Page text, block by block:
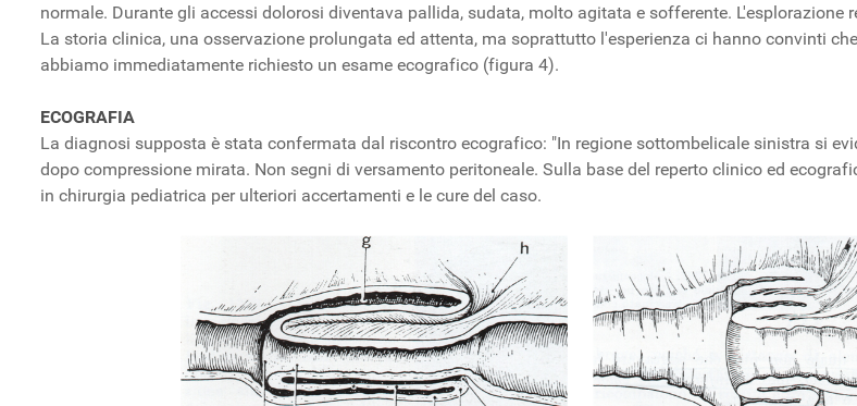
normale. Durante gli accessi dolorosi diventava pallida, sudata, molto agitata e sofferente.
La storia clinica, una osservazione prolungata ed attenta, ma soprattutto l'esperienza ci hanno convinti
abbiamo immediatamente richiesto un esame ecografico (figura 4).
ECOGRAFIA
La diagnosi supposta è stata confermata dal riscontro ecografico: "In regione sottombelicale sinistra si
dopo compressione mirata. Non segni di versamento peritoneale. Sulla base del reperto clinico ed
in chirurgia pediatrica per ulteriori accertamenti e le cure del caso.